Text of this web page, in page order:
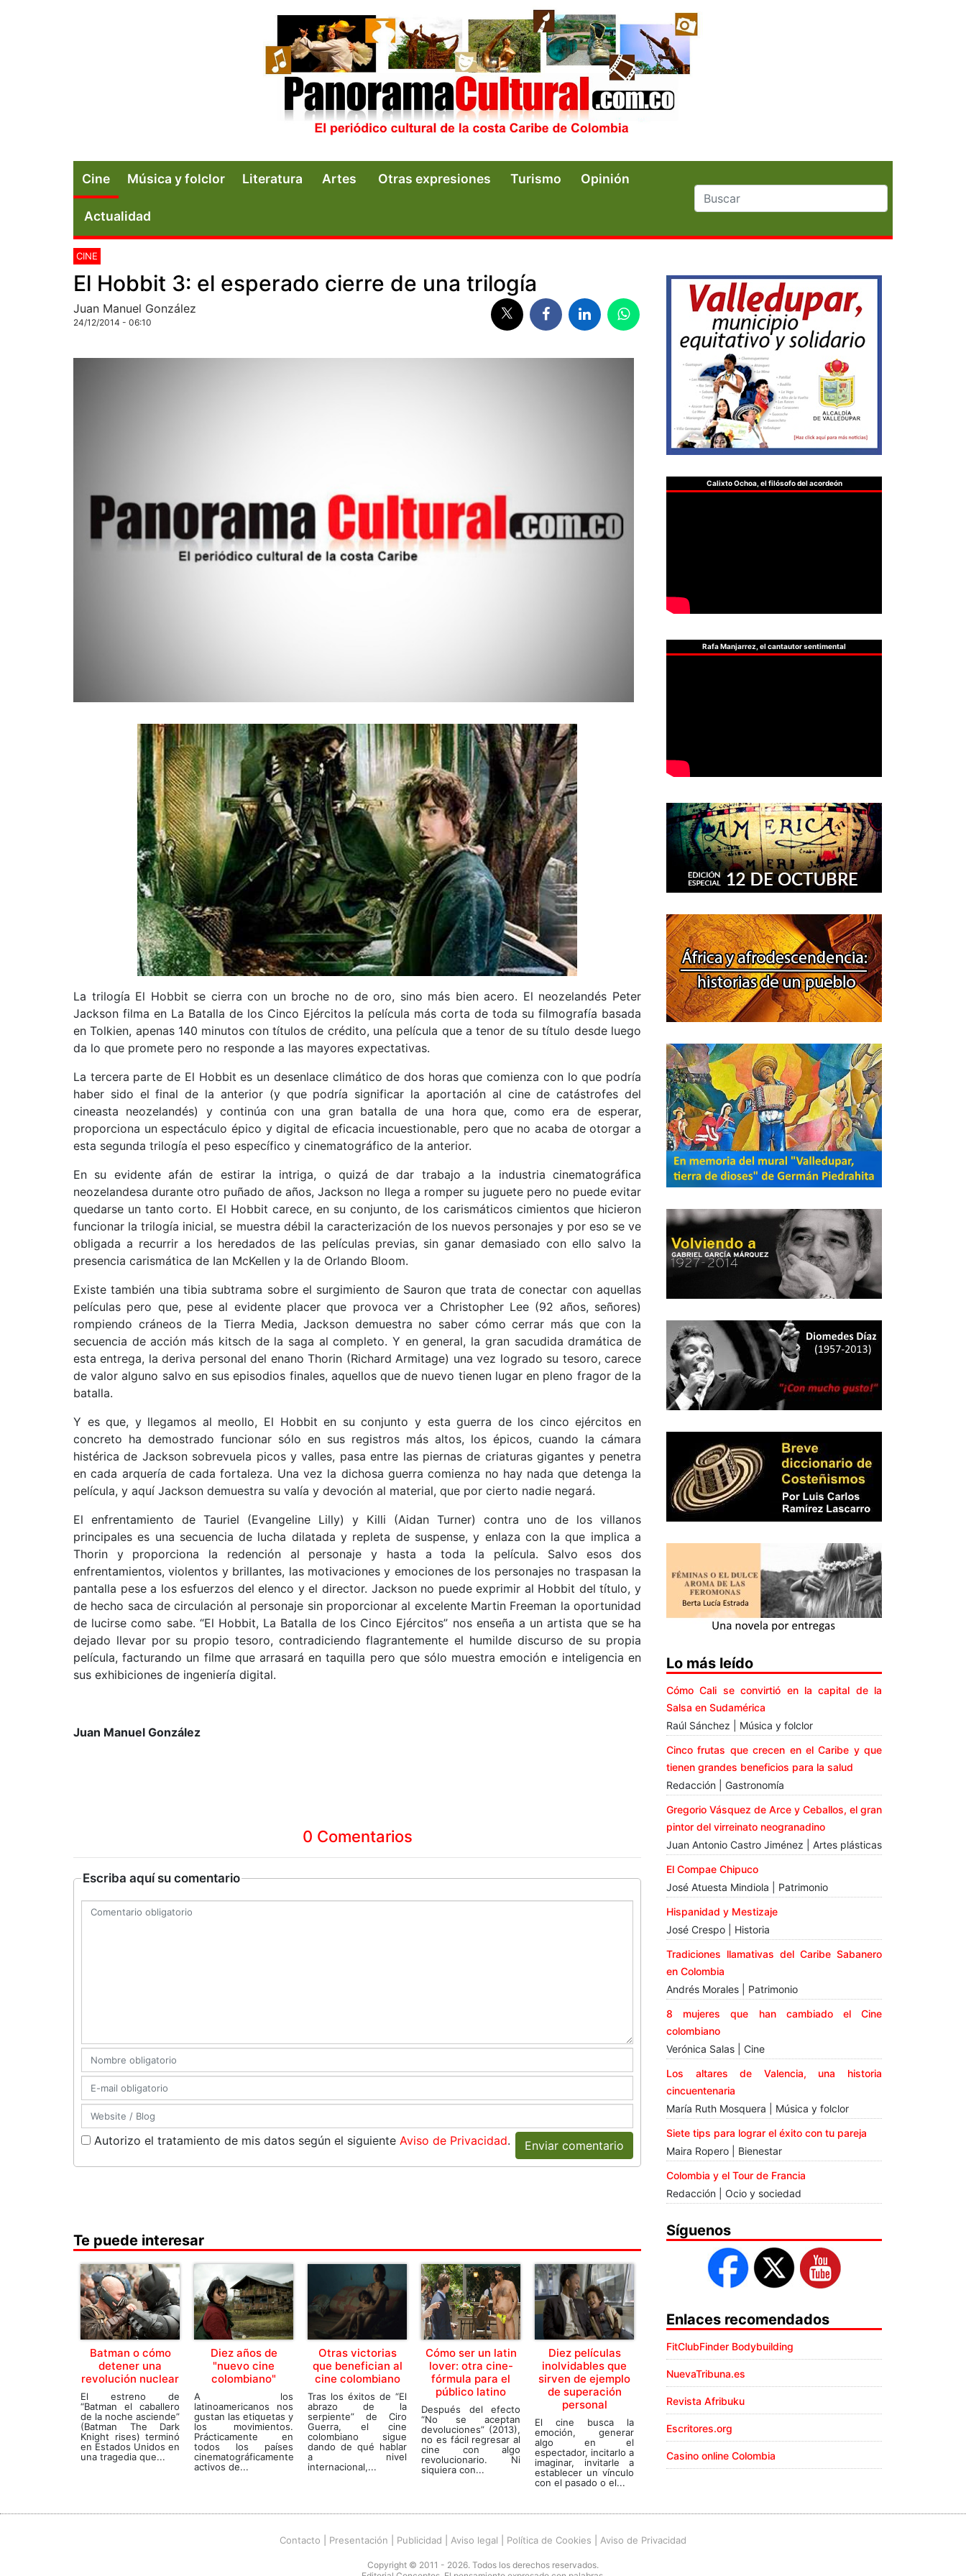
Cine Música y folclor Literatura Artes Otras expresiones Turismo Opinión
Actualidad
CINE
El Hobbit 3: el esperado cierre de una trilogía
Juan Manuel González
24/12/2014 - 06:10
La trilogía El Hobbit se cierra con un broche no de oro, sino más bien acero. El neozelandés Peter
Jackson filma en La Batalla de los Cinco Ejércitos la película más corta de toda su filmografía basada
en Tolkien, apenas 140 minutos con títulos de crédito, una película que a tenor de su título desde luego
da lo que promete pero no responde a las mayores expectativas.
La tercera parte de El Hobbit es un desenlace climático de dos horas que comienza con lo que podría
haber sido el final de la anterior (y que podría significar la aportación al cine de catástrofes del
cineasta neozelandés) y continúa con una gran batalla de una hora que, como era de esperar,
proporciona un espectáculo épico y digital de eficacia incuestionable, pero que no acaba de otorgar a
esta segunda trilogía el peso específico y cinematográfico de la anterior.
En su evidente afán de estirar la intriga, o quizá de dar trabajo a la industria cinematográfica
neozelandesa durante otro puñado de años, Jackson no llega a romper su juguete pero no puede evitar
quedarse un tanto corto. El Hobbit carece, en su conjunto, de los carismáticos cimientos que hicieron
funcionar la trilogía inicial, se muestra débil la caracterización de los nuevos personajes y por eso se ve
obligada a recurrir a los heredados de las películas previas, sin ganar demasiado con ello salvo la
presencia carismática de Ian McKellen y la de Orlando Bloom.
Existe también una tibia subtrama sobre el surgimiento de Sauron que trata de conectar con aquellas
películas pero que, pese al evidente placer que provoca ver a Christopher Lee (92 años, señores)
rompiendo cráneos de la Tierra Media, Jackson demuestra no saber cómo cerrar más que con la
secuencia de acción más kitsch de la saga al completo. Y en general, la gran sacudida dramática de
esta entrega, la deriva personal del enano Thorin (Richard Armitage) una vez logrado su tesoro, carece
de valor alguno salvo en sus episodios finales, aquellos que de nuevo tienen lugar en pleno fragor de la
batalla.
Y es que, y llegamos al meollo, El Hobbit en su conjunto y esta guerra de los cinco ejércitos en
concreto ha demostrado funcionar sólo en sus registros más altos, los épicos, cuando la cámara
histérica de Jackson sobrevuela picos y valles, pasa entre las piernas de criaturas gigantes y penetra
en cada arquería de cada fortaleza. Una vez la dichosa guerra comienza no hay nada que detenga la
película, y aquí Jackson demuestra su valía y devoción al material, que por cierto nadie negará.
El enfrentamiento de Tauriel (Evangeline Lilly) y Killi (Aidan Turner) contra uno de los villanos
principales es una secuencia de lucha dilatada y repleta de suspense, y enlaza con la que implica a
Thorin y proporciona la redención al personaje y hasta a toda la película. Salvo esos dos
enfrentamientos, violentos y brillantes, las motivaciones y emociones de los personajes no traspasan la
pantalla pese a los esfuerzos del elenco y el director. Jackson no puede exprimir al Hobbit del título, y
de hecho saca de circulación al personaje sin proporcionar al excelente Martin Freeman la oportunidad
de lucirse como sabe. “El Hobbit, La Batalla de los Cinco Ejércitos” nos enseña a un artista que se ha
dejado llevar por su propio tesoro, contradiciendo flagrantemente el humilde discurso de su propia
película, facturando un filme que arrasará en taquilla pero que sólo muestra emoción e inteligencia en
sus exhibiciones de ingeniería digital.
Juan Manuel González
0 Comentarios
Escriba aquí su comentario
Autorizo el tratamiento de mis datos según el siguiente Aviso de Privacidad. Enviar comentario
Te puede interesar
Batman o cómo
detener una
revolución nuclear
El estreno de
“Batman el caballero
de la noche asciende”
(Batman The Dark
Knight rises) terminó
en Estados Unidos en
una tragedia que...
Diez años de
"nuevo cine
colombiano"
A los
latinoamericanos nos
gustan las etiquetas y
los movimientos.
Prácticamente en
todos los países
cinematográficamente
activos de...
Otras victorias
que benefician al
cine colombiano
Tras los éxitos de “El
abrazo de la
serpiente” de Ciro
Guerra, el cine
colombiano sigue
dando de qué hablar
a nivel
internacional,...
Cómo ser un latin
lover: otra cine-
fórmula para el
público latino
Después del efecto
“No se aceptan
devoluciones” (2013),
no es fácil regresar al
cine con algo
revolucionario. Ni
siquiera con...
Diez películas
inolvidables que
sirven de ejemplo
de superación
personal
El cine busca la
emoción, generar
algo en el
espectador, incitarlo a
imaginar, invitarle a
establecer un vínculo
con el pasado o el...
Calixto Ochoa, el filósofo del acordeón
Rafa Manjarrez, el cantautor sentimental
Lo más leído
Cómo Cali se convirtió en la capital de la
Salsa en Sudamérica
Raúl Sánchez | Música y folclor
Cinco frutas que crecen en el Caribe y que
tienen grandes beneficios para la salud
Redacción | Gastronomía
Gregorio Vásquez de Arce y Ceballos, el gran
pintor del virreinato neogranadino
Juan Antonio Castro Jiménez | Artes plásticas
El Compae Chipuco
José Atuesta Mindiola | Patrimonio
Hispanidad y Mestizaje
José Crespo | Historia
Tradiciones llamativas del Caribe Sabanero
en Colombia
Andrés Morales | Patrimonio
8 mujeres que han cambiado el Cine
colombiano
Verónica Salas | Cine
Los altares de Valencia, una historia
cincuentenaria
María Ruth Mosquera | Música y folclor
Siete tips para lograr el éxito con tu pareja
Maira Ropero | Bienestar
Colombia y el Tour de Francia
Redacción | Ocio y sociedad
Síguenos
Enlaces recomendados
FitClubFinder Bodybuilding
NuevaTribuna.es
Revista Afribuku
Escritores.org
Casino online Colombia
Contacto Presentación Publicidad Aviso legal Política de Cookies Aviso de Privacidad
Copyright © 2011 - 2026. Todos los derechos reservados.